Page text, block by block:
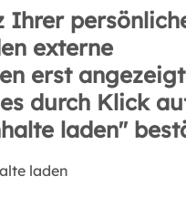
Ihrer
externe
erst
durch Klick
laden"
laden